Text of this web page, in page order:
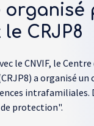
organisé
CRJP8
le CNVIF, le Centre
a organisé
intrafamiliales.
protection".